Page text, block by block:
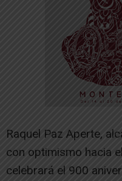
Raquel Paz Aperte,
con optimismo hacia
celebrará el 900